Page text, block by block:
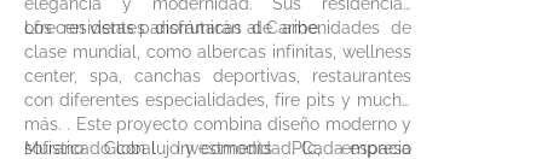
ofrecen vistas panorámicas al Caribe.
Los residentes disfrutarán de amenidades de
clase mundial, como albercas infinitas, wellness
center, spa, canchas deportivas, restaurantes
con diferentes especialidades, fire pits y mucho
más. . Este proyecto combina diseño moderno y
sofisticado con lujo y comodidad. Cada espacio
Murano Global Investments Plc, empresa